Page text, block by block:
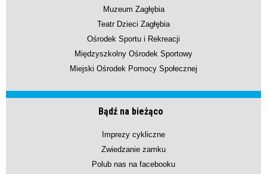
Muzeum Zagłębia
Teatr Dzieci Zagłębia
Ośrodek Sportu i Rekreacji
Międzyszkolny Ośrodek Sportowy
Miejski Ośrodek Pomocy Społecznej
Bądź na bieżąco
Imprezy cykliczne
Zwiedzanie zamku
Polub nas na facebooku